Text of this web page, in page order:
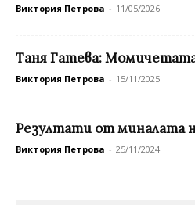
Виктория Петрова - 11/05/2026
Таня Гатева:
Виктория Петрова - 15/11/2025
Резултати от миналата
Виктория Петрова - 25/11/2024